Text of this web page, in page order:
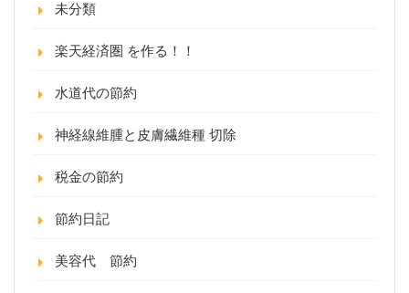
未分類
楽天経済圏 を作る！！
水道代の節約
神経線維腫と皮膚繊維種 切除
税金の節約
節約日記
美容代 節約